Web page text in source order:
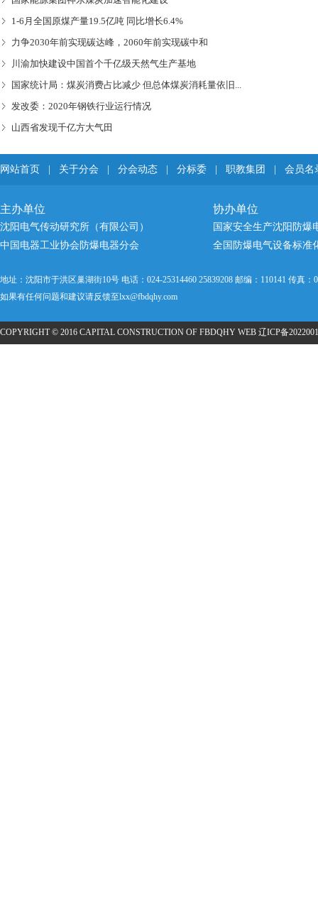
1-6月全国原煤产量19.5亿吨 同比增长6.4%
力争2030年前实现碳达峰，2060年前实现碳中和
川渝加快建设中国首个千亿级天然气生产基地
国家统计局：煤炭消费占比减少 但总体煤炭消耗量依旧...
发改委：2020年钢铁行业运行情况
山西省发现千亿方大气田
网站首页 关于分会 分会动态 分标委 职教集团 会员名
主办单位 协办单位
沈阳电气传动研究所（有限公司）
国家安全生产沈阳防
中国电器工业协会防爆电器分会
全国防爆电气设备标
地址：沈阳市于洪区巢湖街10号 电话：024-25314460 25839208 邮编：110141 传真：
如果有任何问题和建议请反馈至lxx@fbdqhy.com
COPYRIGHT © 2016 CAPITAL CONSTRUCTION OF FBDQHY WEB 辽ICP备